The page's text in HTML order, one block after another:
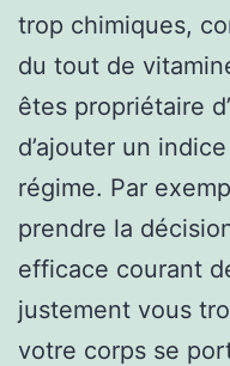
trop chimiques,
du tout de
êtes propriétaire
d’ajouter un
régime. Par
prendre la
efficace courant
justement vous
votre corps se